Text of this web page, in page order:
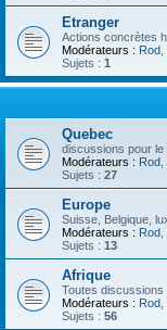
Etranger
Actions concrètes
Modérateurs : Rod
Sujets : 1
Quebec
discussions pour le
Modérateurs : Rod
Sujets : 27
Europe
Suisse, Belgique,
Modérateurs : Rod
Sujets : 13
Afrique
Toutes discussions
Modérateurs : Rod
Sujets : 56